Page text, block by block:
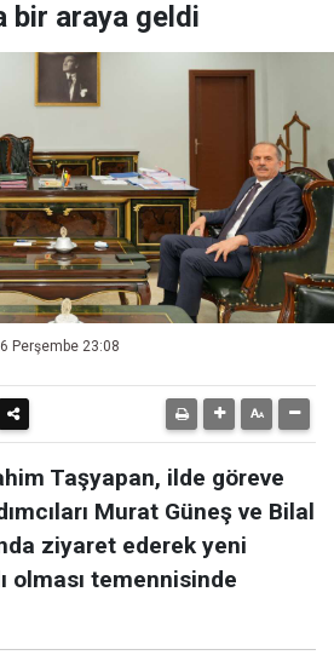
bir araya geldi
Perşembe 23:08
Taşyapan, ilde göreve
Murat Güneş ve Bilal
ziyaret ederek yeni
olması temennisinde